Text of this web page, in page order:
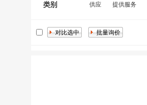
类别 供应 提供服务